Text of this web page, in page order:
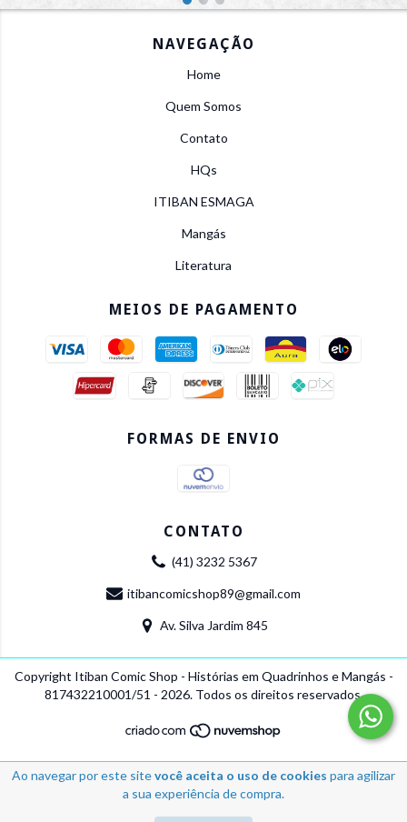
Ao navegar por este sitevocê aceita o uso de cookies para agilizar
a sua experiência de compra.
NAVEGAÇÃO
Home
Quem Somos
Contato
HQs
ITIBAN ESMAGA
Mangás
Literatura
MEIOS DE PAGAMENTO
FORMAS DE ENVIO
CONTATO
(41) 3232 5367
itibancomicshop89@gmail.com
Av. Silva Jardim 845
Copyright Itiban Comic Shop - Histórias em Quadrinhos e Mangás -
817432210001/51 - 2026. Todos os direitos reservados.